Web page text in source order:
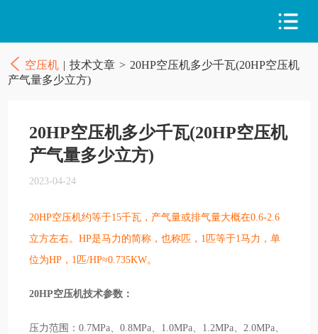
空压机 | 技术文章 > 20HP空压机多少千瓦(20HP空压机
产气量多少立方)
20HP空压机多少千瓦(20HP空压机
产气量多少立方)
2023-04-24
20HP空压机约等于15千瓦，产气量或排气量大概在0.6-2.6
立方左右。HP是马力的简称，也称匹，1匹等于1马力，单
位为HP，1匹/HP≈0.735KW。
20HP空压机技术参数：
压力范围：0.7MPa、0.8MPa、1.0MPa、1.2MPa、2.0MPa、